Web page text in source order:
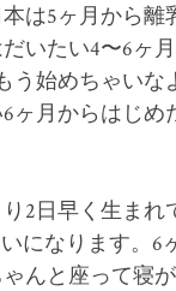
は5ヶ月から
いたい4〜6ヶ
う始めちゃい
ヶ月からはじ
2日早く生ま
になります。6
んと座って寝